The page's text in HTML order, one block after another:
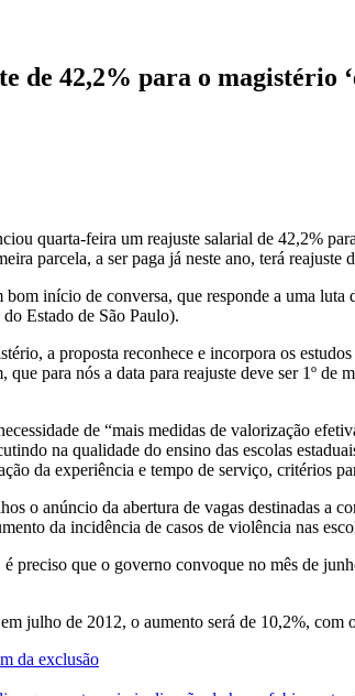
de 42,2% para o magistério
quarta-feira um reajuste salarial de 42,2%
parcela, a ser paga já neste ano, terá
bom início de conversa, que responde a uma
Estado de São Paulo).
a proposta reconhece e incorpora os
que para nós a data para reajuste deve ser 1º
de “mais medidas de valorização
na qualidade do ensino das escolas
da experiência e tempo de serviço, critérios
o anúncio da abertura de vagas destinadas a
da incidência de casos de violência nas
preciso que o governo convoque no mês de
julho de 2012, o aumento será de 10,2%,
da exclusão